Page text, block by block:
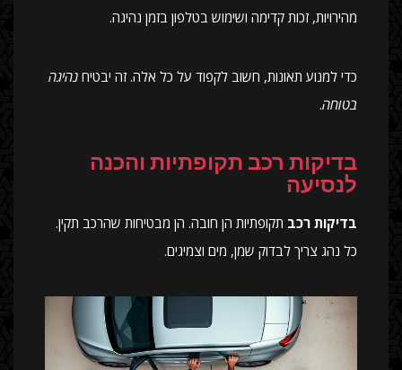
מהירויות, זכות קדימה ושימוש בטלפון בזמן נהיגה.
כדי למנוע תאונות, חשוב לקפוד על כל אלה. זה יבטיח נהיגה
בטוחה.
בדיקות רכב תקופתיות והכנה
לנסיעה
בדיקות רכב תקופתיות הן חובה. הן מבטיחות שהרכב תקין.
כל נהג צריך לבדוק שמן, מים וצמיגים.